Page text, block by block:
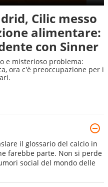
Cilic messo
alimentare:
con Sinner
e misterioso problema:
ora c'è preoccupazione per i
il glossario del calcio in
farebbe parte. Non si perde
social del mondo delle